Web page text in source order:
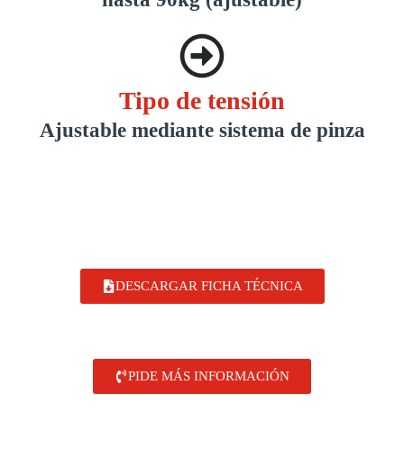
Tipo de tensión
Ajustable mediante sistema de pinza
DESCARGAR FICHA TÉCNICA
PIDE MÁS INFORMACIÓN